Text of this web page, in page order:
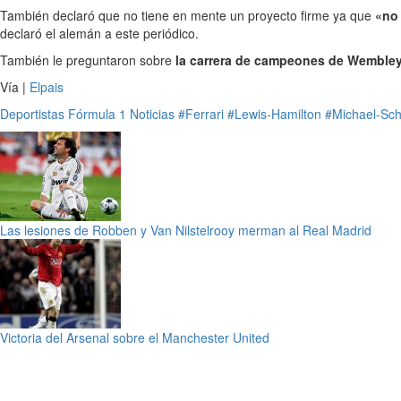
También declaró que no tiene en mente un proyecto firme ya que
declaró el alemán a este periódico.
También le preguntaron sobre la carrera de campeones de
Vía | Elpais
Deportistas Fórmula 1 Noticias #Ferrari #Lewis-Hamilton #Michael-
Las lesiones de Robben y Van Nilstelrooy merman al Real Madrid
Victoria del Arsenal sobre el Manchester United